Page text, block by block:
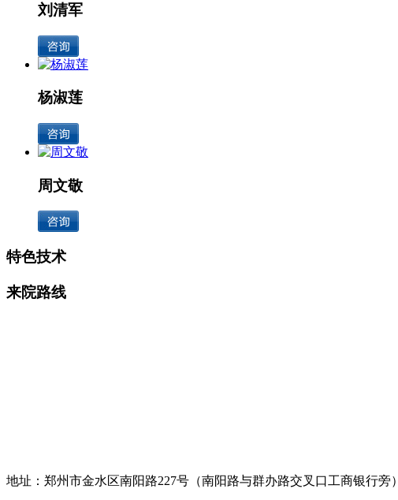
刘清军
杨淑莲
周文敬
特色技术
来院路线
地址：郑州市金水区南阳路227号（南阳路与群办路交叉口工商银行旁）